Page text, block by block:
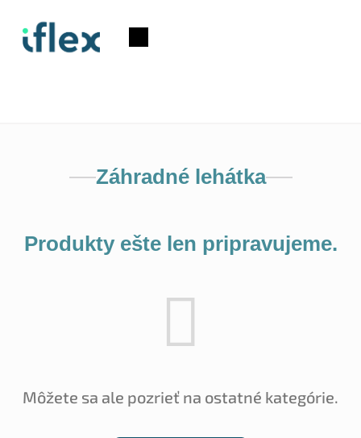
obsah
Nákupný
Záhradné lehátka
Produkty ešte len pripravujeme.
Môžete sa ale pozrieť na ostatné kategórie.